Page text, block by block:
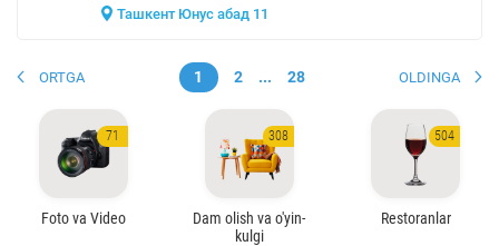
Ташкент Юнус абад 11
ORTGA 1 2 ... 28 OLDINGA
71
Foto va Video
308
Dam olish va o'yin-
kulgi
504
Restoranlar